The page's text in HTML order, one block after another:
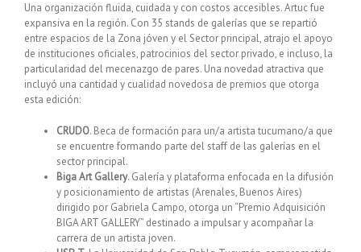
Una organización fluida, cuidada y con costos accesibles. Artuc fue
expansiva en la región. Con 35 stands de galerías que se repartió
entre espacios de la Zona jóven y el Sector principal, atrajo el apoyo
de instituciones oficiales, patrocinios del sector privado, e incluso, la
particularidad del mecenazgo de pares. Una novedad atractiva que
incluyó una cantidad y cualidad novedosa de premios que otorga
esta edición:
CRUDO. Beca de formación para un/a artista tucumano/a que
se encuentre formando parte del staff de las galerías en el
sector principal.
Biga Art Gallery. Galería y plataforma enfocada en la difusión
y posicionamiento de artistas (Arenales, Buenos Aires)
dirigido por Gabriela Campo, otorga un “Premio Adquisición
BIGA ART GALLERY” destinado a impulsar y acompañar la
carrera de un artista joven.